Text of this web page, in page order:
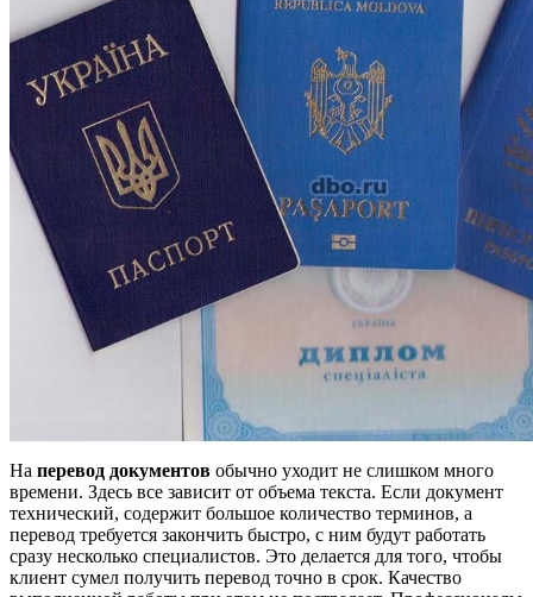
На перевод документов обычно уходит не слишком много
времени. Здесь все зависит от объема текста. Если документ
технический, содержит большое количество терминов, а
перевод требуется закончить быстро, с ним будут работать
сразу несколько специалистов. Это делается для того, чтобы
клиент сумел получить перевод точно в срок. Качество